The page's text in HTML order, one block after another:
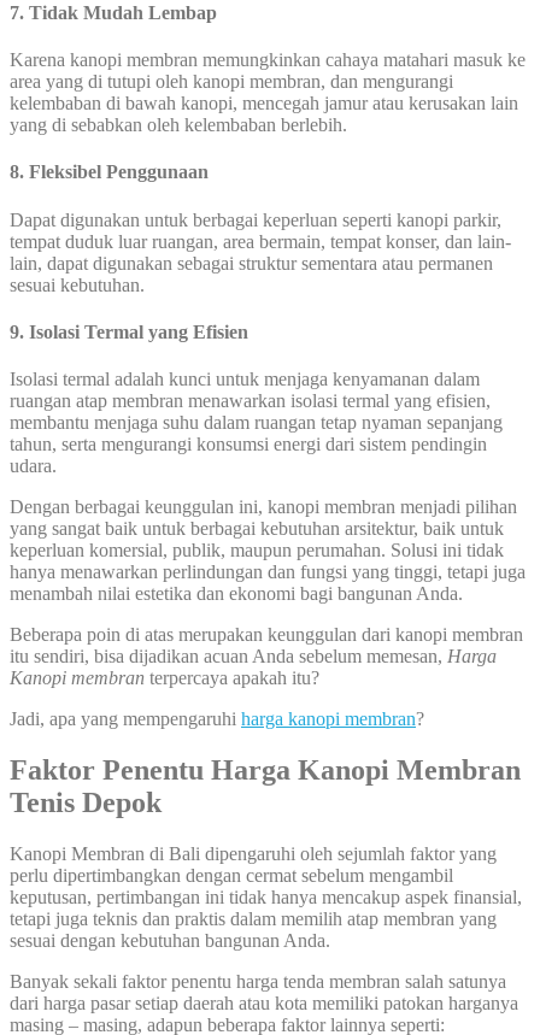
7. Tidak Mudah Lembap
Karena kanopi membran memungkinkan cahaya matahari masuk ke
area yang di tutupi oleh kanopi membran, dan mengurangi
kelembaban di bawah kanopi, mencegah jamur atau kerusakan lain
yang di sebabkan oleh kelembaban berlebih.
8. Fleksibel Penggunaan
Dapat digunakan untuk berbagai keperluan seperti kanopi parkir,
tempat duduk luar ruangan, area bermain, tempat konser, dan lain-
lain, dapat digunakan sebagai struktur sementara atau permanen
sesuai kebutuhan.
9. Isolasi Termal yang Efisien
Isolasi termal adalah kunci untuk menjaga kenyamanan dalam
ruangan atap membran menawarkan isolasi termal yang efisien,
membantu menjaga suhu dalam ruangan tetap nyaman sepanjang
tahun, serta mengurangi konsumsi energi dari sistem pendingin
udara.
Dengan berbagai keunggulan ini, kanopi membran menjadi pilihan
yang sangat baik untuk berbagai kebutuhan arsitektur, baik untuk
keperluan komersial, publik, maupun perumahan. Solusi ini tidak
hanya menawarkan perlindungan dan fungsi yang tinggi, tetapi juga
menambah nilai estetika dan ekonomi bagi bangunan Anda.
Beberapa poin di atas merupakan keunggulan dari kanopi membran
itu sendiri, bisa dijadikan acuan Anda sebelum memesan, Harga
Kanopi membran terpercaya apakah itu?
Jadi, apa yang mempengaruhi harga kanopi membran?
Faktor Penentu Harga Kanopi Membran
Tenis Depok
Kanopi Membran di Bali dipengaruhi oleh sejumlah faktor yang
perlu dipertimbangkan dengan cermat sebelum mengambil
keputusan, pertimbangan ini tidak hanya mencakup aspek finansial,
tetapi juga teknis dan praktis dalam memilih atap membran yang
sesuai dengan kebutuhan bangunan Anda.
Banyak sekali faktor penentu harga tenda membran salah satunya
dari harga pasar setiap daerah atau kota memiliki patokan harganya
masing – masing, adapun beberapa faktor lainnya seperti: